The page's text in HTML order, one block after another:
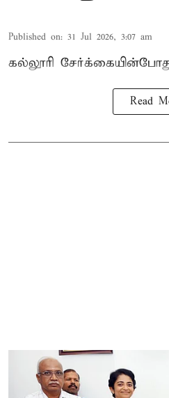
Published on: 31 Jul 2026, 3:07 am
கல்லூரி சேர்க்கை
Read